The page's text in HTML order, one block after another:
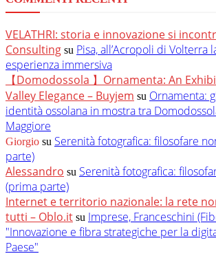
VELATHRI: storia e innovazione si
Consulting su Pisa, all’Acropoli di Volterra
esperienza immersiva
【Domodossola 】Ornamenta: An
Valley Elegance – Buyjem su Ornamenta:
identità ossolana in mostra tra
Maggiore
Giorgio su Serenità fotografica: filosofare
parte)
Alessandro su Serenità fotografica:
(prima parte)
Internet e territorio nazionale: la rete
tutti – Oblo.it su Imprese, Franceschini
"Innovazione e fibra strategiche per la
Paese"